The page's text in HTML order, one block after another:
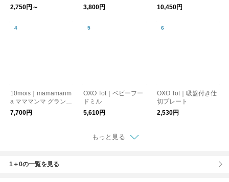
ート
2,750円～
ーブルウエアセット
食器セット【出産祝
3,800円
10,450円
10mois｜mamamanm
a マママンマ グランデ
セット ベビー 食器
セット【出産祝い】
7,700円
OXO Tot｜ベビーフー
ドミル
5,610円
OXO Tot｜吸盤付き仕
切プレート
2,530円
もっと見る
1＋0の一覧を見る